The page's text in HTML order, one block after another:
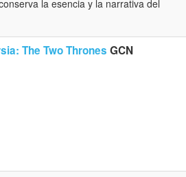
la esencia y la narrativa del
The Two Thrones GCN